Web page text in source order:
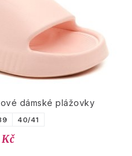
dámské plážovky
40/41